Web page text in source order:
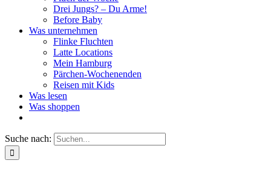
Drei Jungs? – Du Arme!
Before Baby
Was unternehmen
Flinke Fluchten
Latte Locations
Mein Hamburg
Pärchen-Wochenenden
Reisen mit Kids
Was lesen
Was shoppen
Suche nach: